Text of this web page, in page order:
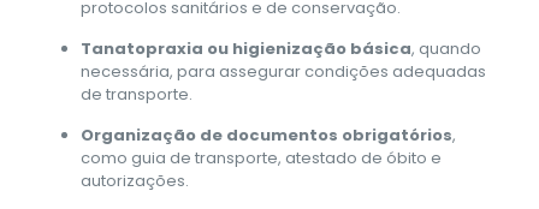
protocolos sanitários e de conservação.
Tanatopraxia ou higienização básica, quando
necessária, para assegurar condições adequadas
de transporte.
Organização de documentos obrigatórios,
como guia de transporte, atestado de óbito e
autorizações.